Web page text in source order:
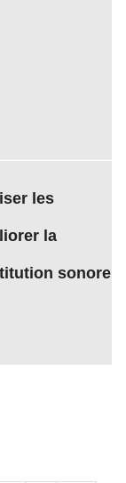
les
la
sonore